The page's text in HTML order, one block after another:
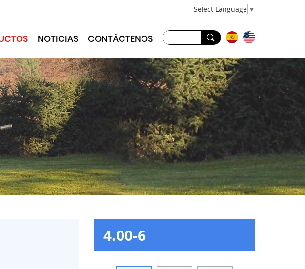
Select Language ▼
NOTICIAS CONTÁCTENOS
4.00-6